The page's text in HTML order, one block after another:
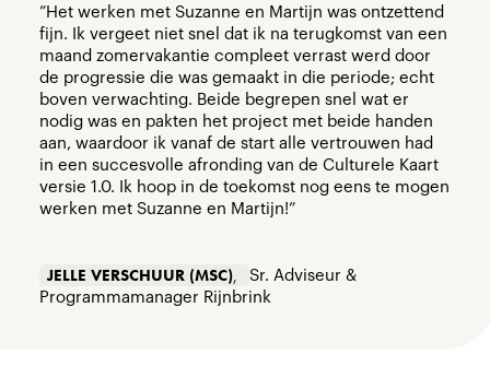
”Het werken met Suzanne en Martijn was ontzettend
fijn. Ik vergeet niet snel dat ik na terugkomst van een
maand zomervakantie compleet verrast werd door
de progressie die was gemaakt in die periode; echt
boven verwachting. Beide begrepen snel wat er
nodig was en pakten het project met beide handen
aan, waardoor ik vanaf de start alle vertrouwen had
in een succesvolle afronding van de Culturele Kaart
versie 1.0. Ik hoop in de toekomst nog eens te mogen
werken met Suzanne en Martijn!”
JELLE VERSCHUUR (MSC),
Sr. Adviseur &
Programmamanager Rijnbrink